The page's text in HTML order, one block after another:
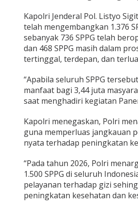
T
a
r
g
e
t
a
n
1
.
0
0
S
P
G
B
e
r
o
Kapolri Jenderal Pol. Listyo
telah mengembangkan 1.376
sebanyak 736 SPPG telah
dan 468 SPPG masih dalam
tertinggal, terdepan, dan
“Apabila seluruh SPPG
manfaat bagi 3,44 juta
saat menghadiri kegiatan
Kapolri menegaskan, Polri
guna memperluas jangkauan
nyata terhadap peningkatan
“Pada tahun 2026, Polri
1.500 SPPG di seluruh
pelayanan terhadap gizi
peningkatan kesehatan dan